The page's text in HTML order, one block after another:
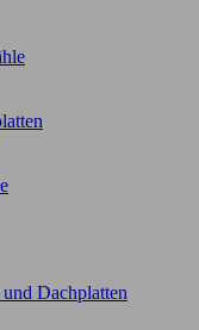
Dachplatten